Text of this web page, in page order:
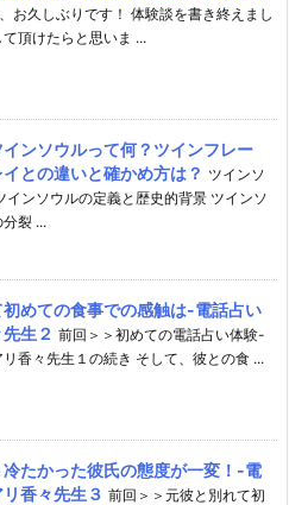
お久しぶりです！ 体験談を書き終えまし
頂けたらと思いま ...
ンソウルって何？ツインフレー
との違いと確かめ方は？ ツインソ
インソウルの定義と歴史的背景 ツインソ
裂 ...
めての食事での感触は-電話占い
生２ 前回＞＞初めての電話占い体験-
香々先生１の続き そして、彼との食 ...
たかった彼氏の態度が一変！-電
香々先生３ 前回＞＞元彼と別れて初